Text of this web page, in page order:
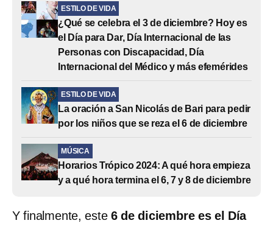
ESTILO DE VIDA
¿Qué se celebra el 3 de diciembre? Hoy es
el Día para Dar, Día Internacional de las
Personas con Discapacidad, Día
Internacional del Médico y más efemérides
ESTILO DE VIDA
La oración a San Nicolás de Bari para pedir
por los niños que se reza el 6 de diciembre
MÚSICA
Horarios Trópico 2024: A qué hora empieza
y a qué hora termina el 6, 7 y 8 de diciembre
Y finalmente, este6 de diciembre es el Día